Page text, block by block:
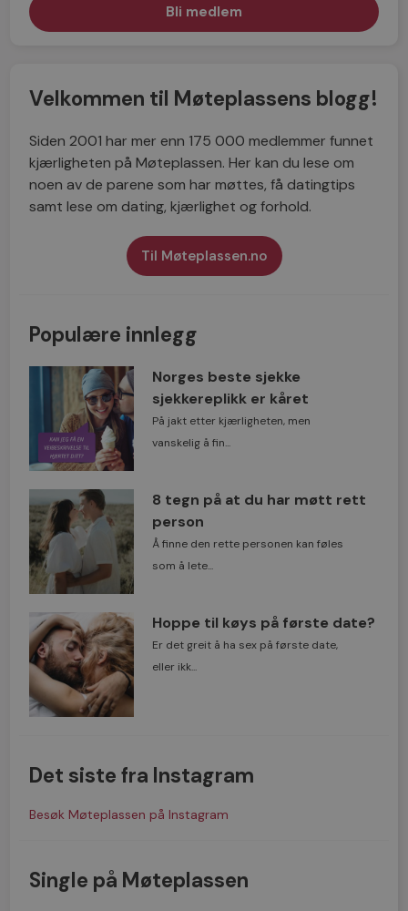
Velkommen til Møteplassens blogg!
Siden 2001 har mer enn 175 000 medlemmer funnet
kjærligheten på Møteplassen. Her kan du lese om
noen av de parene som har møttes, få datingtips
samt lese om dating, kjærlighet og forhold.
Til Møteplassen.no
Populære innlegg
Norges beste sjekke
sjekkereplikk er kåret
På jakt etter kjærligheten, men
vanskelig å fin...
8 tegn på at du har møtt rett
person
Å finne den rette personen kan føles
som å lete...
Hoppe til køys på første date?
Er det greit å ha sex på første date,
eller ikk...
Det siste fra Instagram
Besøk Møteplassen på Instagram
Single på Møteplassen